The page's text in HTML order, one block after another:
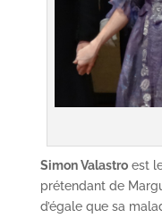
Simon Valastroest
prétendant de
d’égale que sa